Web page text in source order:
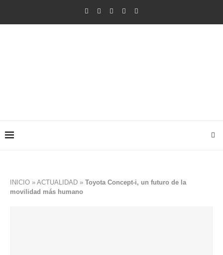
INICIO » ACTUALIDAD » Toyota Concept-i, un futuro de la
movilidad más humano